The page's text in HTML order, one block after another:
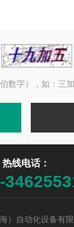
数字），如：三
热线电话：
）自动化设备有